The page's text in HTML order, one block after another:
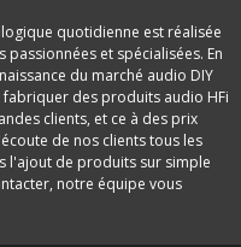
quotidienne est réalisée
et spécialisées. En
du marché audio DIY
des produits audio HFi
clients, et ce à des prix
de nos clients tous les
l'ajout de produits sur simple
notre équipe vous